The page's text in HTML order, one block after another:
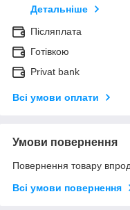
Детальніше
Післяплата
Готівкою
Privat bank
Всі умови оплати
Умови повернення
Повернення товару
Всі умови повернення